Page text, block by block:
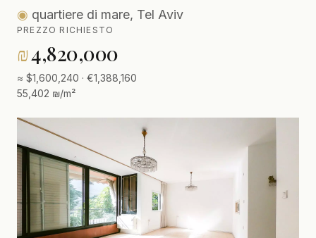
◉ quartiere di mare, Tel Aviv
PREZZO RICHIESTO
₪4,820,000
≈ $1,600,240 · €1,388,160
55,402 ₪/m²